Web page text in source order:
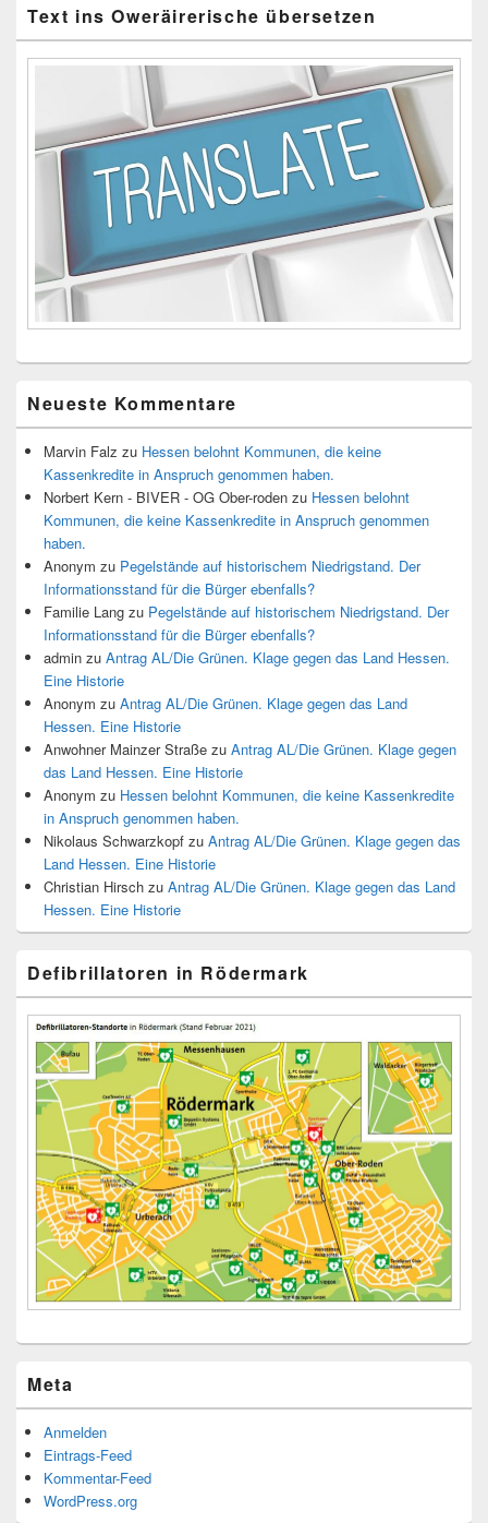
Text ins Oweräirerische übersetzen
Neueste Kommentare
Marvin Falz zu Hessen belohnt Kommunen, die keine
Kassenkredite in Anspruch genommen haben.
Norbert Kern - BIVER - OG Ober-roden zu Hessen belohnt
Kommunen, die keine Kassenkredite in Anspruch genommen
haben.
Anonym zu Pegelstände auf historischem Niedrigstand. Der
Informationsstand für die Bürger ebenfalls?
Familie Lang zu Pegelstände auf historischem Niedrigstand. Der
Informationsstand für die Bürger ebenfalls?
admin zu Antrag AL/Die Grünen. Klage gegen das Land Hessen.
Eine Historie
Anonym zu Antrag AL/Die Grünen. Klage gegen das Land
Hessen. Eine Historie
Anwohner Mainzer Straße zu Antrag AL/Die Grünen. Klage gegen
das Land Hessen. Eine Historie
Anonym zu Hessen belohnt Kommunen, die keine Kassenkredite
in Anspruch genommen haben.
Nikolaus Schwarzkopf zu Antrag AL/Die Grünen. Klage gegen das
Land Hessen. Eine Historie
Christian Hirsch zu Antrag AL/Die Grünen. Klage gegen das Land
Hessen. Eine Historie
Defibrillatoren in Rödermark
Meta
Anmelden
Eintrags-Feed
Kommentar-Feed
WordPress.org